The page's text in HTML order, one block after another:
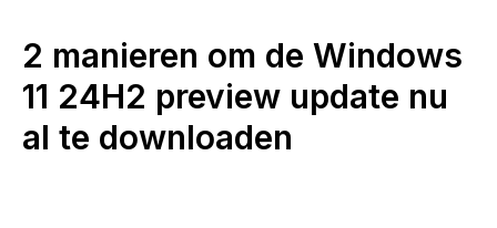
2 manieren om de Windows
11 24H2 preview update nu
al te downloaden